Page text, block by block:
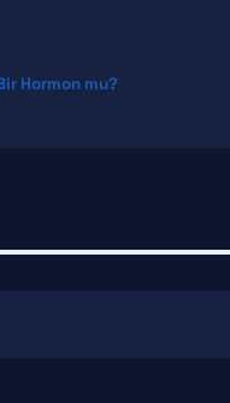
Hormon mu?